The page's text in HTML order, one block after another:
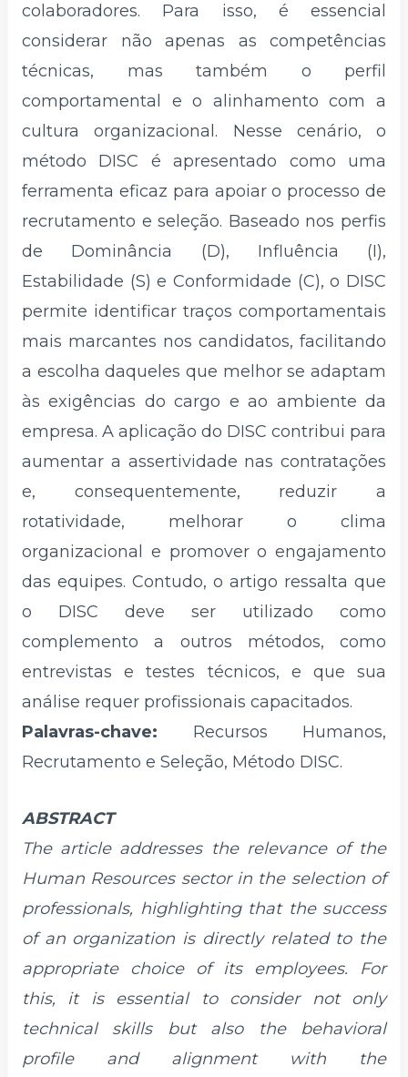
colaboradores. Para isso, é essencial
considerar não apenas as competências
técnicas, mas também o perfil
comportamental e o alinhamento com a
cultura organizacional. Nesse cenário, o
método DISC é apresentado como uma
ferramenta eficaz para apoiar o processo de
recrutamento e seleção. Baseado nos perfis
de Dominância (D), Influência (I),
Estabilidade (S) e Conformidade (C), o DISC
permite identificar traços comportamentais
mais marcantes nos candidatos, facilitando
a escolha daqueles que melhor se adaptam
às exigências do cargo e ao ambiente da
empresa. A aplicação do DISC contribui para
aumentar a assertividade nas contratações
e, consequentemente, reduzir a
rotatividade, melhorar o clima
organizacional e promover o engajamento
das equipes. Contudo, o artigo ressalta que
o DISC deve ser utilizado como
complemento a outros métodos, como
entrevistas e testes técnicos, e que sua
análise requer profissionais capacitados.
Palavras-chave: Recursos Humanos,
Recrutamento e Seleção, Método DISC.
ABSTRACT
The article addresses the relevance of the
Human Resources sector in the selection of
professionals, highlighting that the success
of an organization is directly related to the
appropriate choice of its employees. For
this, it is essential to consider not only
technical skills but also the behavioral
profile and alignment with the